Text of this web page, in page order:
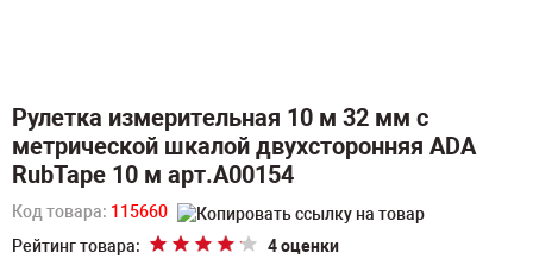
Рулетка измерительная 10 м 32 мм с
метрической шкалой двухсторонняя ADA
RubTape 10 м арт.А00154
Код товара: 115660
Рейтинг товара:
4 оценки